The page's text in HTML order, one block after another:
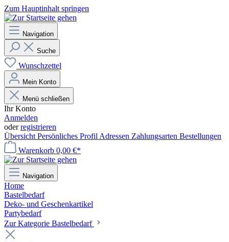
Zum Hauptinhalt springen
Navigation
Suche
Wunschzettel
Mein Konto
Menü schließen
Ihr Konto
Anmelden
oderregistrieren
Übersicht Persönliches Profil Adressen Zahlungsarten Bestellungen
Warenkorb 0,00 €*
Navigation
Home
Bastelbedarf
Deko- und Geschenkartikel
Partybedarf
Zur Kategorie Bastelbedarf